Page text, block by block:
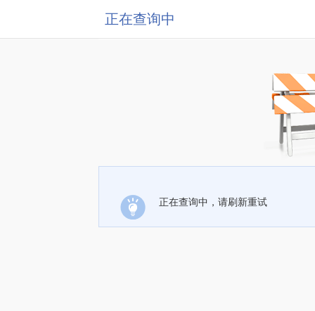
正在查询中
正在查询中，请刷新重试